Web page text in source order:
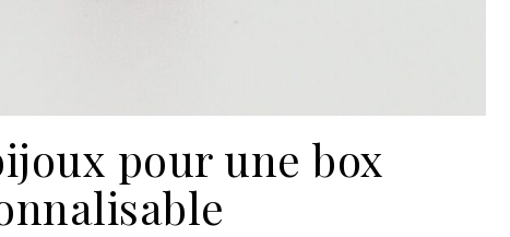
pour une box